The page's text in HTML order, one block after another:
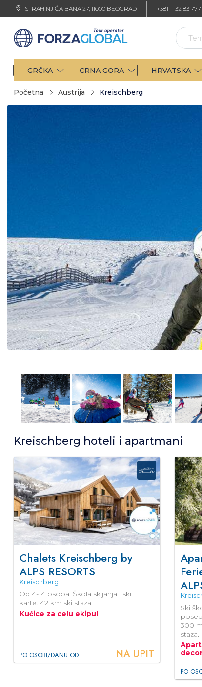
STRAHINJIĆA BANA 27, 11000 BEOGRAD +381 11 32 83 777
GRČKA CRNA GORA HRVATSKA
Početna Austrija Kreischberg
Kreischberg hoteli i apartmani
Chalets Kreischberg by
ALPS RESORTS
Kreischberg
Od 4-14 osoba. Škola skijanja i ski
karte. 42 km ski staza.
Kućice za celu ekipu!
PO OSOBI/DANU OD NA UPIT
Ski
300
staza.
PO